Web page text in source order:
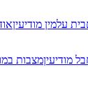
בית עלמין מודיעין
מודיעיןמצבות